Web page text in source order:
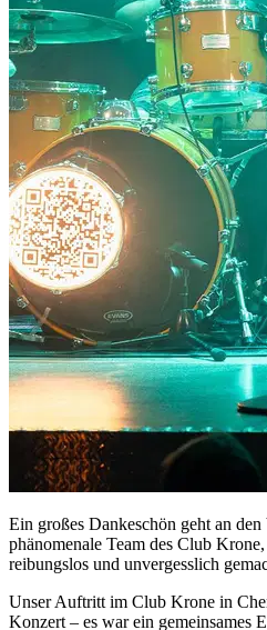
Ein großes Dankeschön geht an den
phänomenale Team des Club
reibungslos und unvergesslich
Unser Auftritt im Club Krone in
Konzert – es war ein gemeinsames